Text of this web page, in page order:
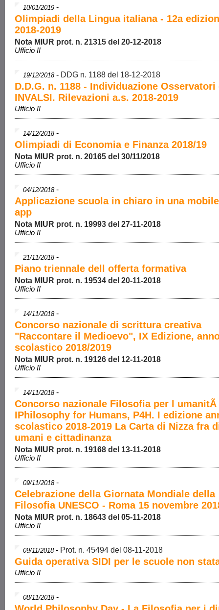
10/01/2019 -
Olimpiadi della Lingua italiana - 12a
2018-2019
Nota MIUR prot. n. 21315 del 20-12-2018
Ufficio II
19/12/2018- DDG n. 1188 del 18-12-2018
D.D.G. n. 1188 - Individuazione
INVALSI. Rilevazioni a.s. 2018-2019
Ufficio II
14/12/2018-
Olimpiadi di Economia e Finanza 2018/19
Nota MIUR prot. n. 20165 del 30/11/2018
Ufficio II
04/12/2018-
Applicazione scuola in chiaro in una
app
Nota MIUR prot. n. 19993 del 27-11-2018
Ufficio II
21/11/2018-
Piano triennale dell offerta formativa
Nota MIUR prot. n. 19534 del 20-11-2018
Ufficio II
14/11/2018-
Concorso nazionale di scrittura creativa
"Raccontare il Medioevo", IX Edizione,
scolastico 2018/2019
Nota MIUR prot. n. 19126 del 12-11-2018
Ufficio II
14/11/2018-
Concorso nazionale Filosofia per l umanitÃ
IPhilosophy for Humans, P4H. I edizione
scolastico 2018-2019 La Carta di Nizza fra
umani e cittadinanza
Nota MIUR prot. n. 19168 del 13-11-2018
Ufficio II
09/11/2018-
Celebrazione della Giornata Mondiale della
Filosofia UNESCO - Roma 15 novembre
Nota MIUR prot. n. 18643 del 05-11-2018
Ufficio II
09/11/2018- Prot. n. 45494 del 08-11-2018
Guida operativa SIDI per le scuole non
Ufficio II
08/11/2018-